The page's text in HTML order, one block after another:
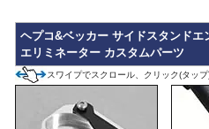
ヘプコ&ベッカー サイドスタンドエ
エリミネーター カスタムパーツ
スワイプでスクロール、クリック(タッ